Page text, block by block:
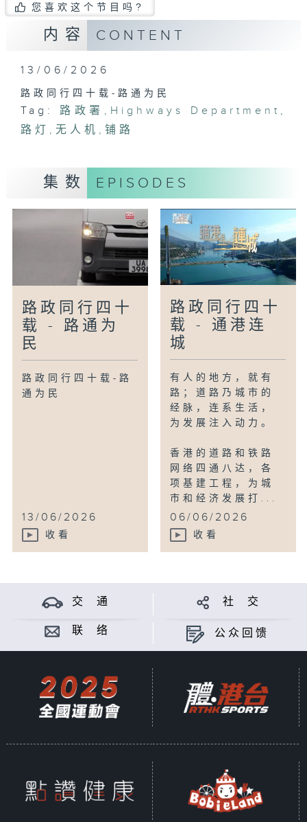
您喜欢这个节目吗?
内容 CONTENT
13/06/2026
路政同行四十载-路通为民
Tag: 路政署 , Highways Department ,
路灯 ,无人机 ,铺路
集数 EPISODES
路政同行四十
载 - 路通为
民
路政同行四十载-路
通为民
13/06/2026
收看
路政同行四十
载 - 通港连
城
有人的地方，就有
路；道路乃城市的
经脉，连系生活，
为发展注入动力。
香港的道路和铁路
网络四通八达，各
项基建工程，为城
市和经济发展打...
06/06/2026
收看
交 通 社 交
联 络 公众回馈